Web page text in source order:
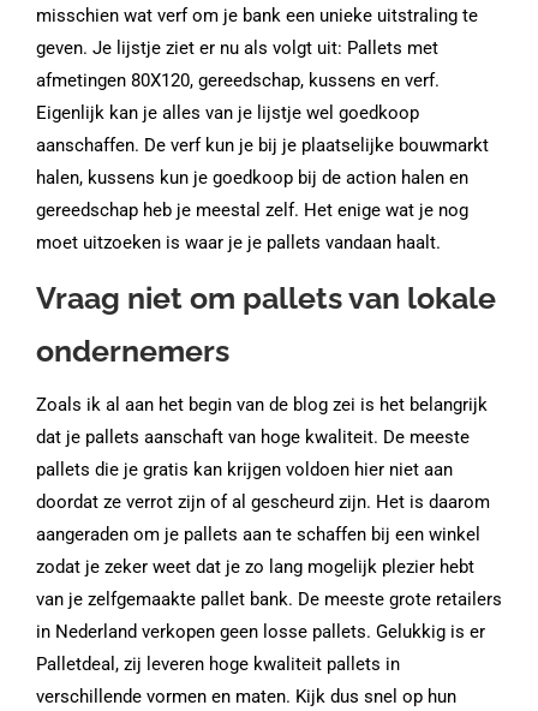
misschien wat verf om je bank een unieke uitstraling te
geven. Je lijstje ziet er nu als volgt uit: Pallets met
afmetingen 80X120, gereedschap, kussens en verf.
Eigenlijk kan je alles van je lijstje wel goedkoop
aanschaffen. De verf kun je bij je plaatselijke bouwmarkt
halen, kussens kun je goedkoop bij de action halen en
gereedschap heb je meestal zelf. Het enige wat je nog
moet uitzoeken is waar je je pallets vandaan haalt.
Vraag niet om pallets van lokale
ondernemers
Zoals ik al aan het begin van de blog zei is het belangrijk
dat je pallets aanschaft van hoge kwaliteit. De meeste
pallets die je gratis kan krijgen voldoen hier niet aan
doordat ze verrot zijn of al gescheurd zijn. Het is daarom
aangeraden om je pallets aan te schaffen bij een winkel
zodat je zeker weet dat je zo lang mogelijk plezier hebt
van je zelfgemaakte pallet bank. De meeste grote retailers
in Nederland verkopen geen losse pallets. Gelukkig is er
Palletdeal, zij leveren hoge kwaliteit pallets in
verschillende vormen en maten. Kijk dus snel op hun